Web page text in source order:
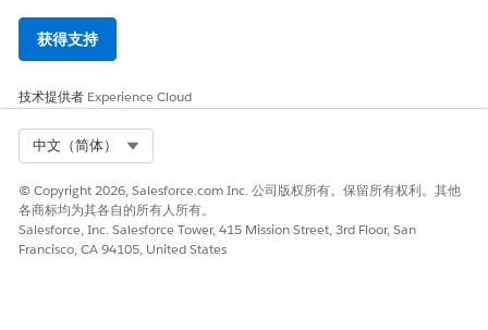
获得支持
技术提供者 Experience Cloud
中文（简体）
© Copyright 2026, Salesforce.com Inc. 公司版权所有。保留所有权利。其他
各商标均为其各自的所有人所有。
Salesforce, Inc. Salesforce Tower, 415 Mission Street, 3rd Floor, San
Francisco, CA 94105, United States